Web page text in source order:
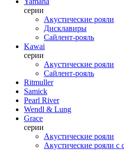
серии
Акустические рояли
Дисклавиры
Сайлент-рояль
Kawai
серии
Акустические рояли
Сайлент-рояль
Ritmuller
Samick
Pearl River
Wendl & Lung
Grace
серии
Акустические рояли
Акустические рояли с